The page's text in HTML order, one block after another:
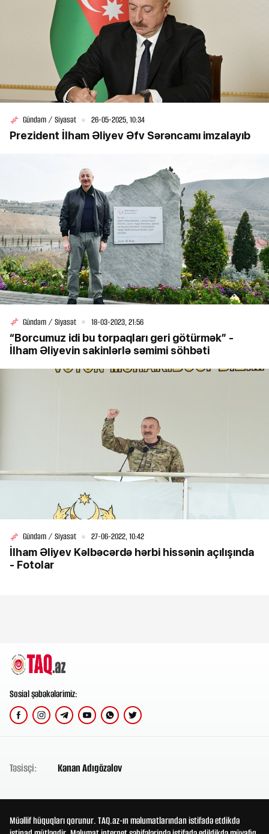
Gündəm / Siyasət 26-05-2025, 10:34
Prezident İlham Əliyev Əfv Sərəncamı imzalayıb
Gündəm / Siyasət 18-03-2023, 21:56
“Borcumuz idi bu torpaqları geri götürmək” -
İlham Əliyevin sakinlərlə səmimi söhbəti
Gündəm / Siyasət 27-06-2022, 10:42
İlham Əliyev Kəlbəcərdə hərbi hissənin açılışında
- Fotolar
Sosial şəbəkələrimiz:
Təsisçi: Kənan Adıgözəlov
Müəllif hüquqları qorunur. TAQ.az-ın məlumatlarından istifadə etdikdə